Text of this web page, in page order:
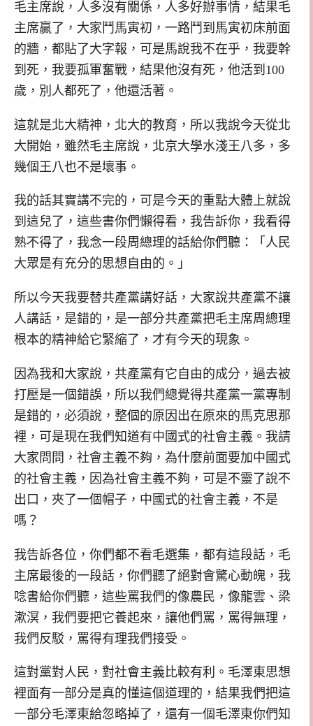
毛主席說，人多沒有關係，人多好辦事情，結果毛
主席贏了，大家鬥馬寅初，一路鬥到馬寅初床前面
的牆，都貼了大字報，可是馬說我不在乎，我要幹
到死，我要孤軍奮戰，結果他沒有死，他活到100
歲，別人都死了，他還活著。
這就是北大精神，北大的教育，所以我說今天從北
大開始，雖然毛主席說，北京大學水淺王八多，多
幾個王八也不是壞事。
我的話其實講不完的，可是今天的重點大體上就說
到這兒了，這些書你們懶得看，我告訴你，我看得
熟不得了，我念一段周總理的話給你們聽：「人民
大眾是有充分的思想自由的。」
所以今天我要替共產黨講好話，大家說共產黨不讓
人講話，是錯的，是一部分共產黨把毛主席周總理
根本的精神給它緊縮了，才有今天的現象。
因為我和大家說，共產黨有它自由的成分，過去被
打壓是一個錯誤，所以我們總覺得共產黨一黨專制
是錯的，必須說，整個的原因出在原來的馬克思那
裡，可是現在我們知道有中國式的社會主義。我請
大家問問，社會主義不夠，為什麼前面要加中國式
的社會主義，因為社會主義不夠，可是不靈了說不
出口，夾了一個帽子，中國式的社會主義，不是
嗎？
我告訴各位，你們都不看毛選集，都有這段話，毛
主席最後的一段話，你們聽了絕對會驚心動魄，我
唸書給你們聽，這些罵我們的像農民，像龍雲、梁
漱溟，我們要把它養起來，讓他們罵，罵得無理，
我們反駁，罵得有理我們接受。
這對黨對人民，對社會主義比較有利。毛澤東思想
裡面有一部分是真的懂這個道理的，結果我們把這
一部分毛澤東給忽略掉了，還有一個毛澤東你們知